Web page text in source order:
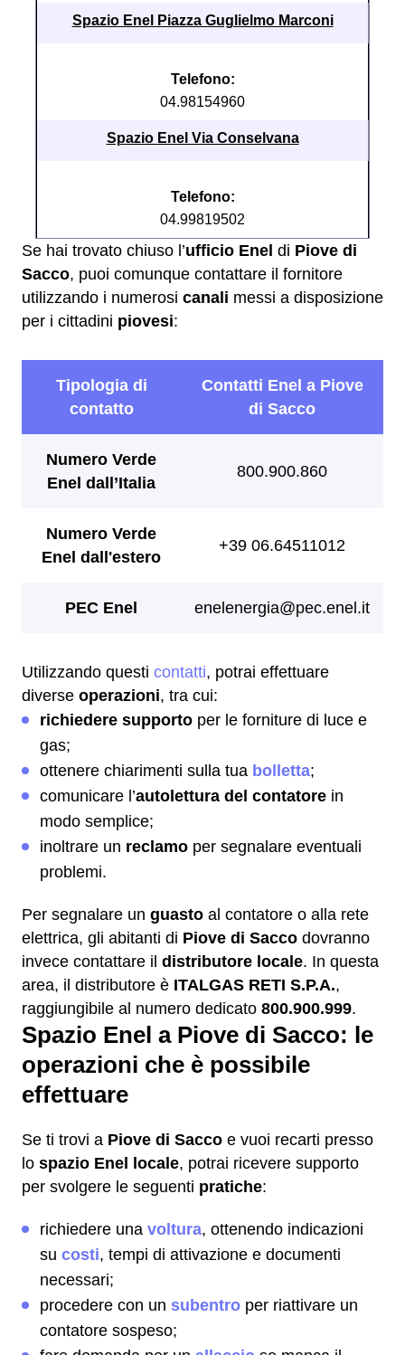
Spazio Enel Piazza Guglielmo Marconi
Telefono:
04.98154960
Spazio Enel Via Conselvana
Telefono:
04.99819502
Se hai trovato chiuso l’ufficio Enel di Piove di
Sacco, puoi comunque contattare il fornitore
utilizzando i numerosi canali messi a disposizione
per i cittadini piovesi:
Utilizzando questi contatti, potrai effettuare
diverse operazioni, tra cui:
richiedere supporto per le forniture di luce e
gas;
ottenere chiarimenti sulla tua bolletta;
comunicare l’autolettura del contatore in
modo semplice;
inoltrare un reclamo per segnalare eventuali
problemi.
Per segnalare un guasto al contatore o alla rete
elettrica, gli abitanti di Piove di Sacco dovranno
invece contattare il distributore locale. In questa
area, il distributore è ITALGAS RETI S.P.A.,
raggiungibile al numero dedicato 800.900.999.
Spazio Enel a Piove di Sacco: le
operazioni che è possibile
effettuare
Se ti trovi a Piove di Sacco e vuoi recarti presso
lo spazio Enel locale, potrai ricevere supporto
per svolgere le seguenti pratiche:
richiedere una voltura, ottenendo indicazioni
su costi, tempi di attivazione e documenti
necessari;
procedere con un subentro per riattivare un
contatore sospeso;